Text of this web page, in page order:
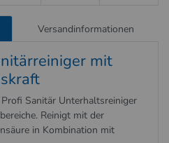
Versandinformationen
mit
Sanitär Unterhaltsreiniger
Reinigt mit der
in Kombination mit